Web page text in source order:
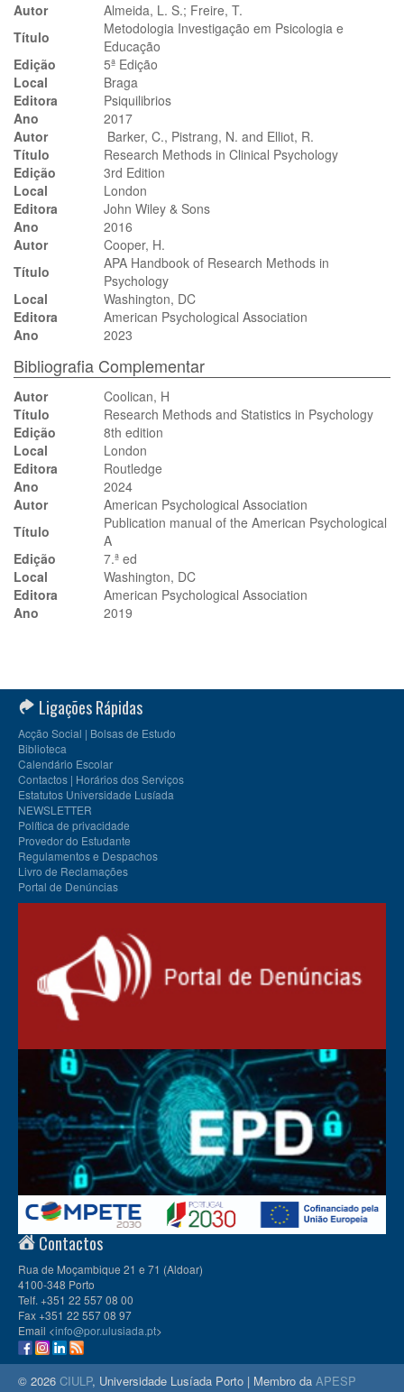
Autor
Almeida, L. S.; Freire, T.
Título
Metodologia Investigação em Psicologia e
Educação
Edição
5ª Edição
Local
Braga
Editora
Psiquilibrios
Ano
2017
Autor
Barker, C., Pistrang, N. and Elliot, R.
Título
Research Methods in Clinical Psychology
Edição
3rd Edition
Local
London
Editora
John Wiley & Sons
Ano
2016
Autor
Cooper, H.
Título
APA Handbook of Research Methods in
Psychology
Local
Washington, DC
Editora
American Psychological Association
Ano
2023
Bibliografia Complementar
Autor
Coolican, H
Título
Research Methods and Statistics in Psychology
Edição
8th edition
Local
London
Editora
Routledge
Ano
2024
Autor
American Psychological Association
Título
Publication manual of the American Psychological
A
Edição
7.ª ed
Local
Washington, DC
Editora
American Psychological Association
Ano
2019
Ligações Rápidas
Acção Social | Bolsas de Estudo
Biblioteca
Calendário Escolar
Contactos | Horários dos Serviços
Estatutos Universidade Lusíada
NEWSLETTER
Política de privacidade
Provedor do Estudante
Regulamentos e Despachos
Livro de Reclamações
Portal de Denúncias
Contactos
Rua de Moçambique 21 e 71 (Aldoar)
4100-348 Porto
Telf. +351 22 557 08 00
Fax +351 22 557 08 97
Email <info@por.ulusiada.pt>
© 2026 CIULP, Universidade Lusíada Porto | Membro da APESP